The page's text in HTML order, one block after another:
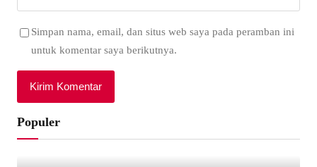
Simpan nama, email, dan situs web saya pada peramban ini
untuk komentar saya berikutnya.
Populer